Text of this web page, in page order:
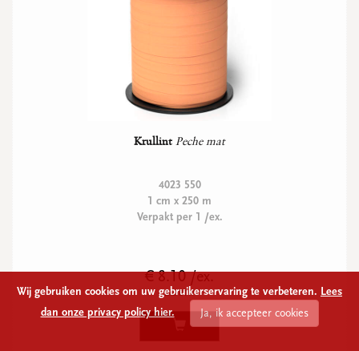
Krullint Peche mat
4023 550
1 cm x 250 m
Verpakt per 1 /ex.
€ 8.10 /ex.
Excl BTW
Wij gebruiken cookies om uw gebruikerservaring te verbeteren. Lees
dan onze privacy policy hier.
Ja, ik accepteer cookies